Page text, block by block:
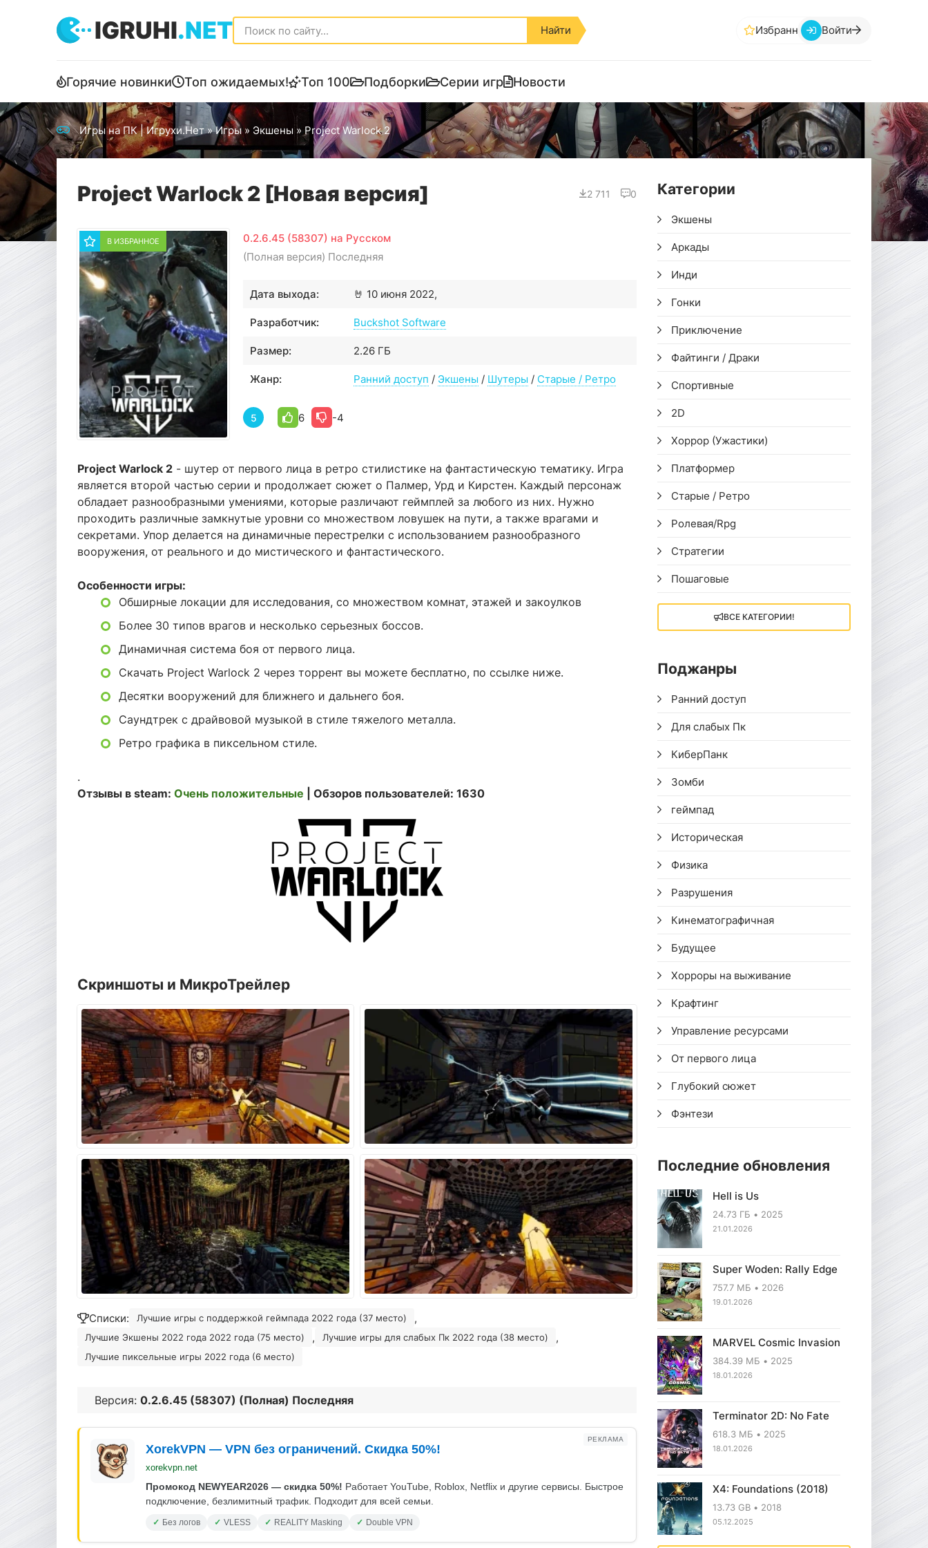
IGRUHI.NET Найти Избранное Войти
Горячие новинки Топ ожидаемых! Топ 100 Подборки Серии игр Новости
Игры на ПК | Игрухи.Нет»Игры» Экшены » Project Warlock 2
Project Warlock 2 [Новая версия] 2 711 0
В ИЗБРАННОЕ
0.2.6.45 (58307) на Русском
(Полная версия) Последняя
🤘
Дата выхода: 10 июня 2022,
Разработчик: Buckshot Software
Размер: 2.26 ГБ
Жанр: Ранний доступ / Экшены / Шутеры / Старые / Ретро
5 6 -4
Project Warlock 2 - шутер от первого лица в ретро стилистике на фантастическую тематику. Игра
является второй частью серии и продолжает сюжет о Палмер, Урд и Кирстен. Каждый персонаж
обладает разнообразными умениями, которые различают геймплей за любого из них. Нужно
проходить различные замкнутые уровни со множеством ловушек на пути, а также врагами и
секретами. Упор делается на динамичные перестрелки с использованием разнообразного
вооружения, от реального и до мистического и фантастического.
Особенности игры:
Обширные локации для исследования, со множеством комнат, этажей и закоулков
Более 30 типов врагов и несколько серьезных боссов.
Динамичная система боя от первого лица.
Скачать Project Warlock 2 через торрент вы можете бесплатно, по ссылке ниже.
Десятки вооружений для ближнего и дальнего боя.
Саундтрек с драйвовой музыкой в стиле тяжелого металла.
Ретро графика в пиксельном стиле.
.
Отзывы в steam: Очень положительные | Обзоров пользователей: 1630
Скриншоты и МикроТрейлер
Списки: Лучшие игры с поддержкой геймпада 2022 года (37 место) ,
Лучшие Экшены 2022 года 2022 года (75 место) , Лучшие игры для слабых Пк 2022 года (38 место) ,
Лучшие пиксельные игры 2022 года (6 место)
Версия: 0.2.6.45 (58307) (Полная) Последняя
РЕКЛАМА
XorekVPN — VPN без ограничений. Скидка 50%!
xorekvpn.net
Промокод NEWYEAR2026 — скидка 50%! Работает YouTube, Roblox, Netflix и другие сервисы. Быстрое
подключение, безлимитный трафик. Подходит для всей семьи.
Без логов VLESS REALITY Masking Double VPN
Категории
Экшены
Аркады
Инди
Гонки
Приключение
Файтинги / Драки
Спортивные
2D
Хоррор (Ужастики)
Платформер
Старые / Ретро
Ролевая/Rpg
Стратегии
Пошаговые
ВСЕ КАТЕГОРИИ!
Поджанры
Ранний доступ
Для слабых Пк
КиберПанк
Зомби
геймпад
Историческая
Физика
Разрушения
Кинематографичная
Будущее
Хорроры на выживание
Крафтинг
Управление ресурсами
От первого лица
Глубокий сюжет
Фэнтези
Последние обновления
Hell is Us
24.73 ГБ 2025
21.01.2026
Super Woden: Rally Edge
757.7 МБ 2026
19.01.2026
MARVEL Cosmic Invasion
384.39 МБ 2025
18.01.2026
Terminator 2D: No Fate
618.3 МБ 2025
18.01.2026
X4: Foundations (2018)
13.73 GB 2018
05.12.2025